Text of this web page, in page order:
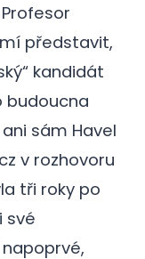
Profesor
představit,
kandidát
budoucna
sám Havel
v rozhovoru
tři roky po
své